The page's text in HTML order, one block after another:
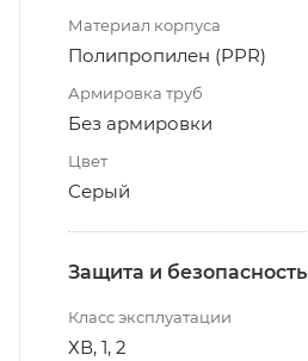
Материал корпуса
Полипропилен (PPR)
Армировка труб
Без армировки
Цвет
Серый
Защита и безопасность
Класс эксплуатации
ХВ, 1, 2